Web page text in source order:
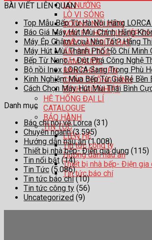
LÒ NƯỚNG
LÒ VI SÓNG
XOONG NỒI INOX
MÁY ÉP HOA QUẢ (ÉP
MÁY LÀM SỮA HẠT
ẤM SIÊU TỐC
TĂM NƯỚC
BÀN CHẢI ĐIỆN
CHẢO CHỐNG DÍNH
BÌNH GIỮ NHIỆT
HỆ THỐNG ĐẠI LÍ
CATALOGUE
BẢO HÀNH
TIN TỨC
LIÊN HỆ
Tin tức công ty
Hướng dẫn nấu ăn
Thiết bị nhà bếp- Điện gia
Tin tức báo chí
BÀI VIẾT LIÊN QUAN
Top Mẫu Bếp Từ Hà Nội Hãng
Báo Giá Máy Hút Mùi Chính Hãng
Máy Ép Chậm Loại Nào Tốt? Hãng
Máy Hút Mùi Thành Phố Hồ Chí Minh
Bếp Từ Nano – Đột Phá Công Nghệ
Bộ nồi Inox LORCA Sang Trọng Phù
Kinh Nghiệm Mua Bếp Từ Giá Rẻ Bền
Cách Chọn Máy Hút Mùi Thái Bình
Danh mục
Báo chí nói về Lorca (31)
Chuyên ngành(3.595)
Hướng dẫn nấu ăn(1.008)
Thiết bị nhà bếp- Điện gia dụng (115)
Tin nổi bật (14)
Tin Tức (5.086)
Tin tức báo chí(10)
Tin tức công ty (56)
Uncategorized (9)